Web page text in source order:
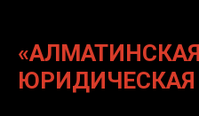
«АЛМАТИНСКАЯ
ЮРИДИЧЕСКАЯ